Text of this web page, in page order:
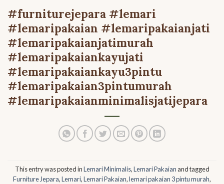
#furniturejepara #lemari
#lemaripakaian #lemaripakaianjati
#lemaripakaianjatimurah
#lemaripakaiankayujati
#lemaripakaiankayu3pintu
#lemaripakaian3pintumurah
#lemaripakaianminimalisjatijepara
This entry was posted inLemari Minimalis,Lemari Pakaian and tagged
Furniture Jepara,Lemari,Lemari Pakaian,lemari pakaian 3 pintu murah,